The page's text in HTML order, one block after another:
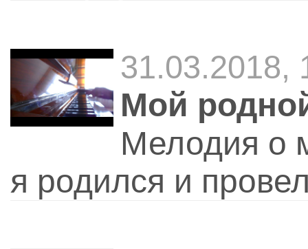
31.03.2018,
Мой
Мелодия о
я родился и